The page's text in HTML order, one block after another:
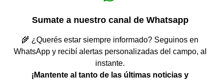
Sumate a nuestro canal de Whatsapp
🌾 ¿Querés estar siempre informado? Seguinos en
WhatsApp y recibí alertas personalizadas del campo, al
instante.
¡Mantente al tanto de las últimas noticias y